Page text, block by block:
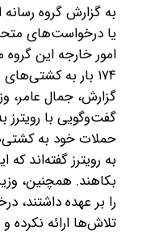
به گزارش گروه
یا درخواست‌های
۱۷۴ بار به کشتی‌های نیروی دریایی آمریکا حمله کرده‌اند و این گروه بدون حمایت ایران قادر به انجام چنین حملاتی نیست.
گزارش، جمال عامر،
گفت‌وگویی با رویترز
حملات خود به
به رویترز گفته‌اند
بکاهند. همچنین،
را بر عهده داشتند،
تلاش‌ها ارائه